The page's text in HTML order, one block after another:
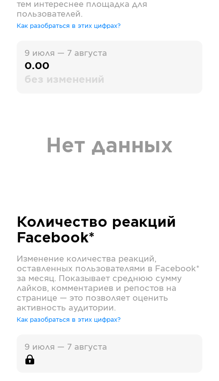
тем интереснее площадка для
пользователей.
Как разобраться в этих цифрах?
9 июля — 7 августа
0.00
без изменений
Нет данных
Количество реакций
Facebook*
Изменение количества реакций,
оставленных пользователями в Facebook*
за месяц. Показывает среднюю сумму
лайков, комментариев и репостов на
странице — это позволяет оценить
активность аудитории.
Как разобраться в этих цифрах?
9 июля — 7 августа